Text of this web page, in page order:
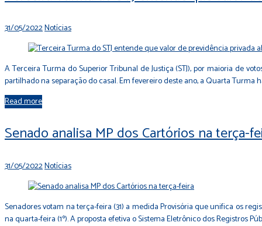
31/05/2022Notícias
A Terceira Turma do Superior Tribunal de Justiça (STJ), por maioria de
partilhado na separação do casal. Em fevereiro deste ano, a Quarta
Read more
Senado analisa MP dos Cartórios na terça-
31/05/2022Notícias
Senadores votam na terça-feira (31) a medida Provisória que unifica os
na quarta-feira (1º). A proposta efetiva o Sistema Eletrônico dos Registros